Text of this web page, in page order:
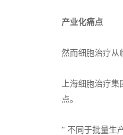
产业化痛点
然而细胞治疗从
上海细胞治疗
点。
" 不同于批量生